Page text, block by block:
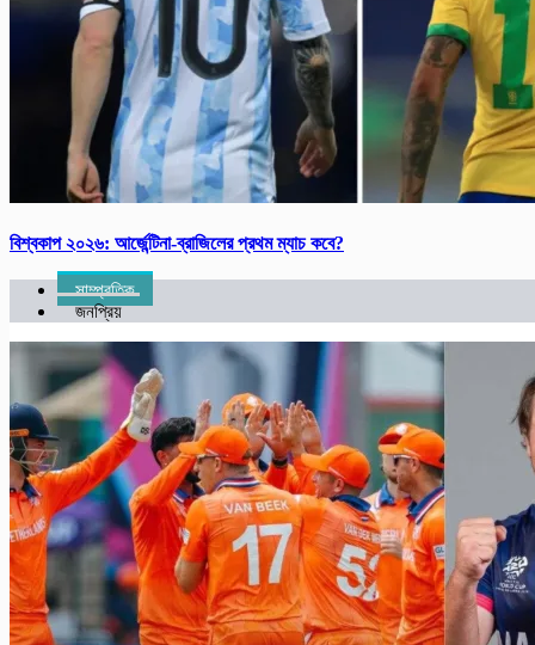
বিশ্ব‌কাপ ২০২৬: আর্জে‌ন্টিনা-ব্রাজিলের প্রথম ম্যাচ কবে?
সাম্প্রতিক
জনপ্রিয়